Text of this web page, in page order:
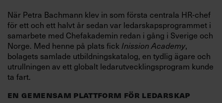
När Petra Bachmann klev in som första centrala HR-chef
för ett och ett halvt år sedan var ledarskapsprogrammet i
samarbete med Chefakademin redan i gång i Sverige och
Norge. Med henne på plats fickInission Academy,
bolagets samlade utbildningskatalog, en tydlig ägare och
utrullningen av ett globalt ledarutvecklingsprogram kunde
ta fart.
EN GEMENSAM PLATTFORM FÖR LEDARSKAP